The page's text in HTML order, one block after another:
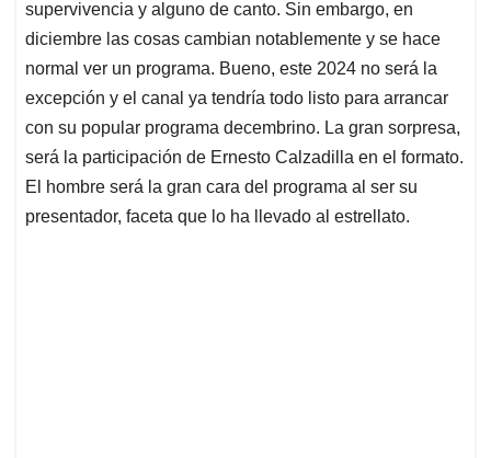
p
k
n
supervivencia y alguno de canto. Sin embargo, en
diciembre las cosas cambian notablemente y se hace
normal ver un programa. Bueno, este 2024 no será la
excepción y el canal ya tendría todo listo para arrancar
con su popular programa decembrino. La gran sorpresa,
será la participación de Ernesto Calzadilla en el formato.
El hombre será la gran cara del programa al ser su
presentador, faceta que lo ha llevado al estrellato.